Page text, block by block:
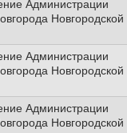
Администрации
Новгородской
Администрации
Новгородской
Администрации
Новгородской